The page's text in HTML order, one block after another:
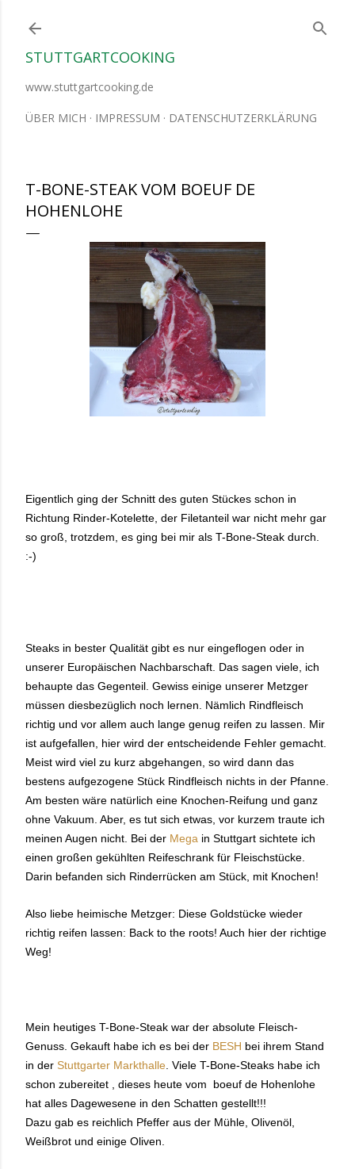
STUTTGARTCOOKING
www.stuttgartcooking.de
ÜBER MICH IMPRESSUM DATENSCHUTZERKLÄRUNG
T-BONE-STEAK VOM BOEUF DE
HOHENLOHE
Eigentlich ging der Schnitt des guten Stückes schon in
Richtung Rinder-Kotelette, der Filetanteil war nicht mehr gar
so groß, trotzdem, es ging bei mir als T-Bone-Steak durch.
:-)
Steaks in bester Qualität gibt es nur eingeflogen oder in
unserer Europäischen Nachbarschaft. Das sagen viele, ich
behaupte das Gegenteil. Gewiss einige unserer Metzger
müssen diesbezüglich noch lernen. Nämlich Rindfleisch
richtig und vor allem auch lange genug reifen zu lassen. Mir
ist aufgefallen, hier wird der entscheidende Fehler gemacht.
Meist wird viel zu kurz abgehangen, so wird dann das
bestens aufgezogene Stück Rindfleisch nichts in der Pfanne.
Am besten wäre natürlich eine Knochen-Reifung und ganz
ohne Vakuum. Aber, es tut sich etwas, vor kurzem traute ich
meinen Augen nicht. Bei der Mega in Stuttgart sichtete ich
einen großen gekühlten Reifeschrank für Fleischstücke.
Darin befanden sich Rinderrücken am Stück, mit Knochen!
Also liebe heimische Metzger: Diese Goldstücke wieder
richtig reifen lassen: Back to the roots! Auch hier der richtige
Weg!
Mein heutiges T-Bone-Steak war der absolute Fleisch-
Genuss. Gekauft habe ich es bei der BESH bei ihrem Stand
in der Stuttgarter Markthalle . Viele T-Bone-Steaks habe ich
schon zubereitet , dieses heute vom boeuf de Hohenlohe
hat alles Dagewesene in den Schatten gestellt!!!
Dazu gab es reichlich Pfeffer aus der Mühle, Olivenöl,
Weißbrot und einige Oliven.